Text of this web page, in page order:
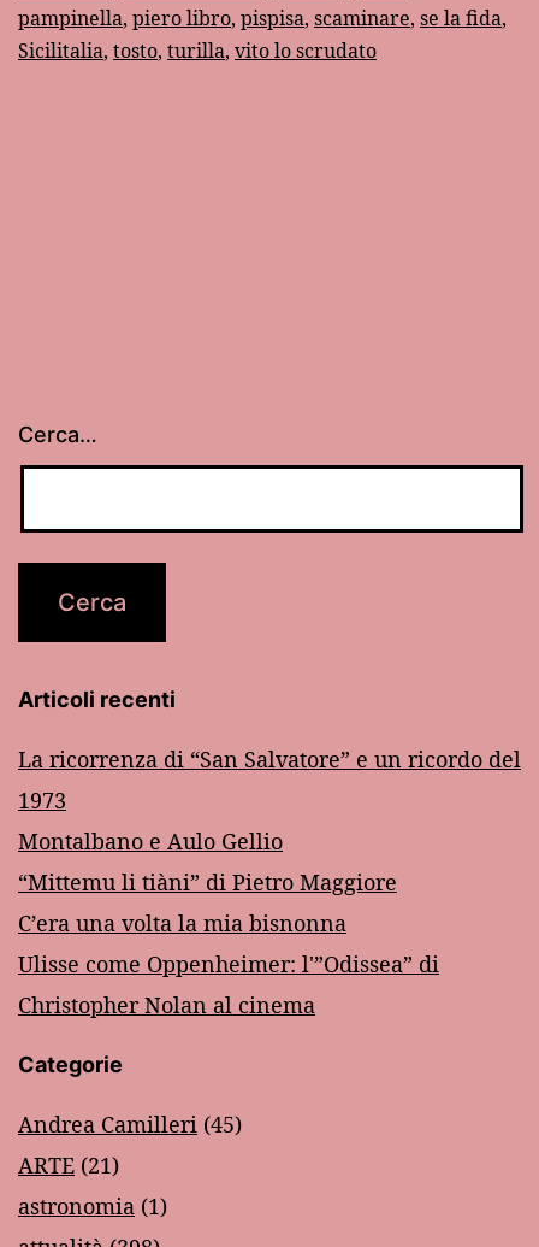
pampinella, piero libro, pispisa, scaminare, se la fida,
Sicilitalia, tosto, turilla, vito lo scrudato
Cerca…
Articoli recenti
La ricorrenza di “San Salvatore” e un ricordo del
1973
Montalbano e Aulo Gellio
“Mittemu li tiàni” di Pietro Maggiore
C’era una volta la mia bisnonna
Ulisse come Oppenheimer: l'”Odissea” di
Christopher Nolan al cinema
Categorie
Andrea Camilleri (45)
ARTE (21)
astronomia (1)